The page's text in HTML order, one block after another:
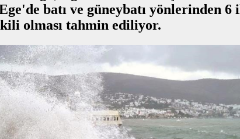
batı ve güneybatı yönlerinden
olması tahmin ediliyor.